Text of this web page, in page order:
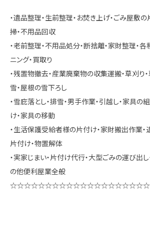
・遺品整理・生前整理・お焚き上げ・ごみ屋敷
掃・不用品回収
・老前整理・不用品処分・断捨離・家財整理・
ニング・買取り
・残置物撤去・産業廃棄物の収集運搬・草刈り・
雪・屋根の雪下ろし
・雪庇落とし・排雪・男手作業・引越し・家具の
け・家具の移動
・生活保護受給者様の片付け・家財搬出作業
片付け・物置解体
・実家じまい・片付け代行・大型ごみの運び出
の他便利屋業全般